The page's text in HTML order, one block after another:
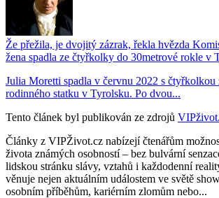
Že přežila, je dvojitý zázrak, řekla hvězda
žena spadla ze čtyřkolky do 30metrové rokle v
Julia Moretti spadla v červnu 2022 s čtyřkolkou
rodinného statku v Tyrolsku. Po dvou...
Tento článek byl publikován ze zdrojů
Články z VIPŽivot.cz nabízejí čtenářům
života známých osobností – bez bulvární
lidskou stránku slávy, vztahů i každodenní
věnuje nejen aktuálním událostem ve světě
osobním příběhům, kariérním zlomům nebo...